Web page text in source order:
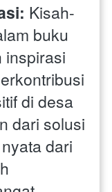
Kisah-
buku
inspirasi
di desa
dari solusi
dari